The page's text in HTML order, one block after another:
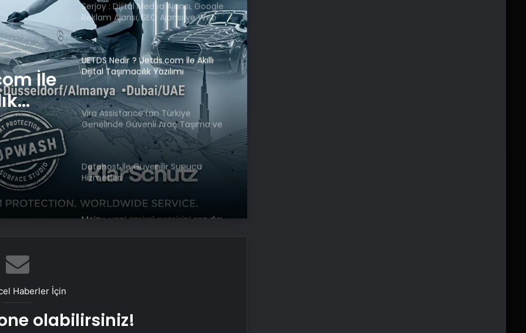
İle
Serjoy : Dijital Medya Ajansı, Google
Reklam Ajansı, SEO Ajansı ve Web
Tasarım Ajansı
UETDS Nedir ? Uetds.com İle Akıllı
Dijital Taşımacılık Yazılımı
Vira Assistance’tan Türkiye
Genelinde Güvenli Araç Taşıma ve
Yol Yardım Atağı
Datahost İle Güvenilir Sunucu
Hizmetleri
Meizu, yeni amiral gemisini sıra dışı
Ambulans uçak dağlık bölgeye
Haberler İçin
olabilirsiniz!